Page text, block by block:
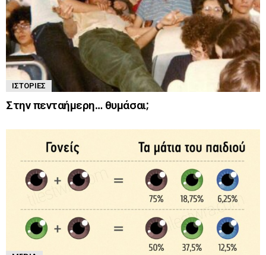
ΙΣΤΟΡΊΕΣ
Στην πενταήμερη… θυμάσαι;